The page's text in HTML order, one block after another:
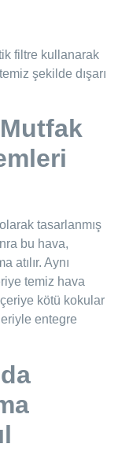
filtre kullanarak
şekilde dışarı
tasarlanmış
bu hava,
atılır. Aynı
temiz hava
kötü kokular
entegre